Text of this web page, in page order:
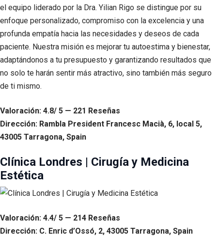
el equipo liderado por la Dra. Yilian Rigo se distingue por su
enfoque personalizado, compromiso con la excelencia y una
profunda empatía hacia las necesidades y deseos de cada
paciente. Nuestra misión es mejorar tu autoestima y bienestar,
adaptándonos a tu presupuesto y garantizando resultados que
no solo te harán sentir más atractivo, sino también más seguro
de ti mismo.
Valoración: 4.8/ 5 — 221 Reseñas
Dirección: Rambla President Francesc Macià, 6, local 5,
43005 Tarragona, Spain
Clínica Londres | Cirugía y Medicina
Estética
Valoración: 4.4/ 5 — 214 Reseñas
Dirección: C. Enric d’Ossó, 2, 43005 Tarragona, Spain